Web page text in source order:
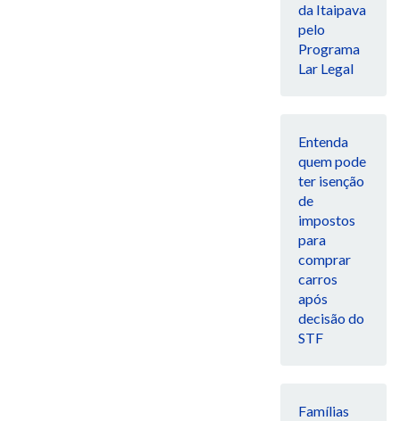
da Itaipava
pelo
Programa
Lar Legal
Entenda
quem pode
ter isenção
de
impostos
para
comprar
carros
após
decisão do
STF
Famílias